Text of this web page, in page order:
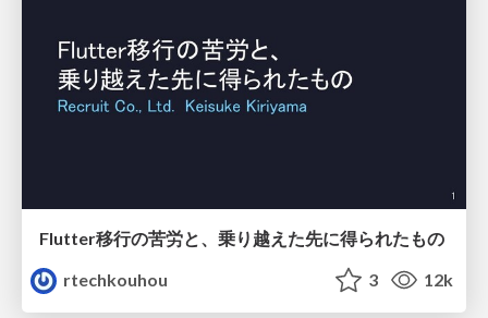
Flutter移行の苦労と、乗り越えた先に得られたもの
rtechkouhou
3 12k